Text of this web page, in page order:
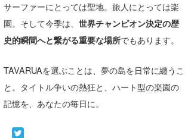
サーファーにとっては聖地。旅人にとっては楽
園。そして今季は、世界チャンピオン決定の歴
史的瞬間へと繋がる重要な場所でもあります。
TAVARUAを選ぶことは、夢の島を日常に纏うこ
と。タイトル争いの熱狂と、ハート型の楽園の
記憶を、あなたの毎日に。